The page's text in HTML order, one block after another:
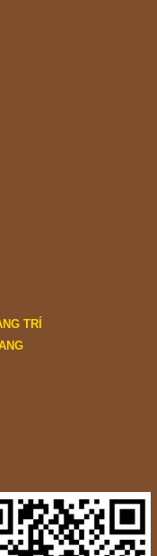
TRÍ